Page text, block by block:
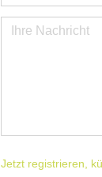
Jetzt registrieren,